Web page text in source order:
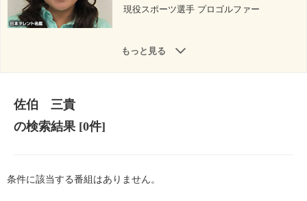
現役スポーツ選手 プロゴルファー
もっと見る
佐伯 三貴
の検索結果[0件]
条件に該当する番組はありません。